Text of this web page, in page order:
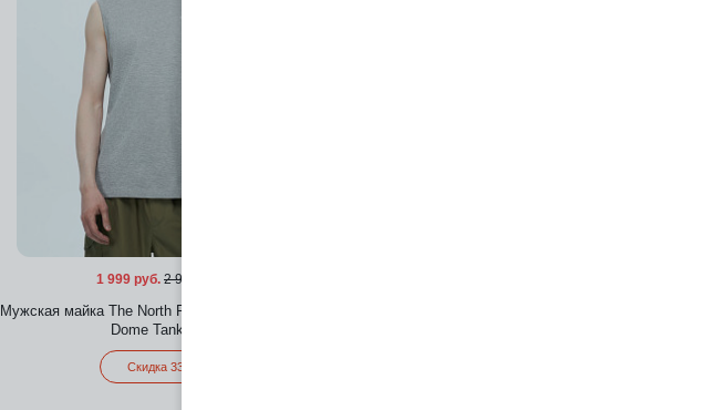
1 999 руб. 2 999 руб.
Мужская майка The North Face Evolution Simple
Dome Tank Top
Скидка 33%